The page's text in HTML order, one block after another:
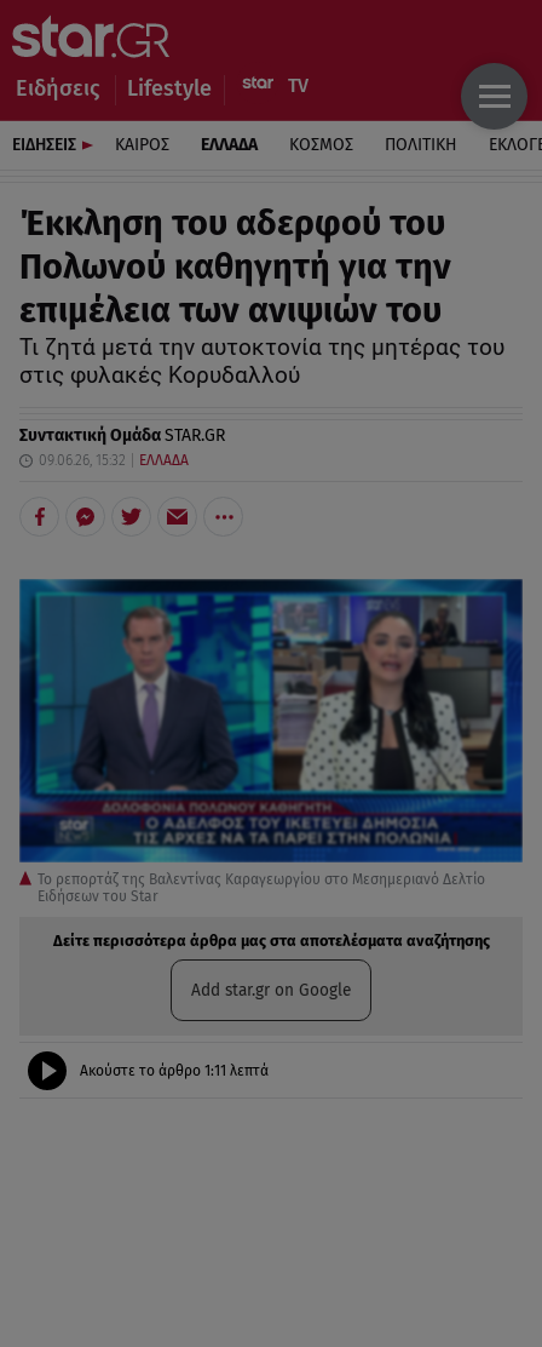
Ειδήσεις Lifestyle
ΕΙΔΗΣΕΙΣ ΚΑΙΡΟΣ ΕΛΛΑΔΑ ΚΟΣΜΟΣ ΠΟΛΙΤΙΚΗ
Έκκληση του αδερφού του
Πολωνού καθηγητή για την
επιμέλεια των ανιψιών του
Τι ζητά μετά την αυτοκτονία της μητέρας του
στις φυλακές Κορυδαλλού
Συντακτική ΟμάδαSTAR.GR
09.06.26, 15:32 ΕΛΛΑΔΑ
To ρεπορτάζ της Βαλεντίνας Καραγεωργίου στο Μεσημεριανό Δελτίο
Ειδήσεων του Star
Δείτε περισσότερα άρθρα μας στα αποτελέσματα αναζήτησης
Add star.gr on Google
Ακούστε το άρθρο 1:11 λεπτά